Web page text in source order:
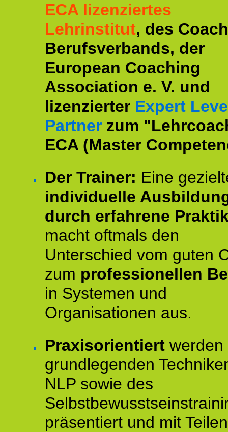
ECA lizenziertes
Lehrinstitut, des
Berufsverbands, der
European Coaching
Association e. V. und
lizenzierter Expert
Partner zum
ECA (Master
Der Trainer: Eine
individuelle
durch erfahrene
macht oftmals den
Unterschied vom guten
zum professionellen
in Systemen und
Organisationen aus.
Praxisorientiert werden
grundlegenden
NLP sowie des
präsentiert und mit Teilen